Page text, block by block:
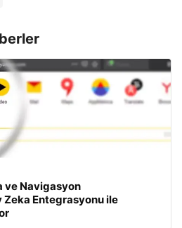
ve Navigasyon
Zeka Entegrasyonu ile